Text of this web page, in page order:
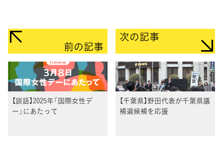
前の記事
【談話】2025年「国際女性デ
ー」にあたって
次の記事
【千葉県】野田代表が千葉県議
補選候補を応援